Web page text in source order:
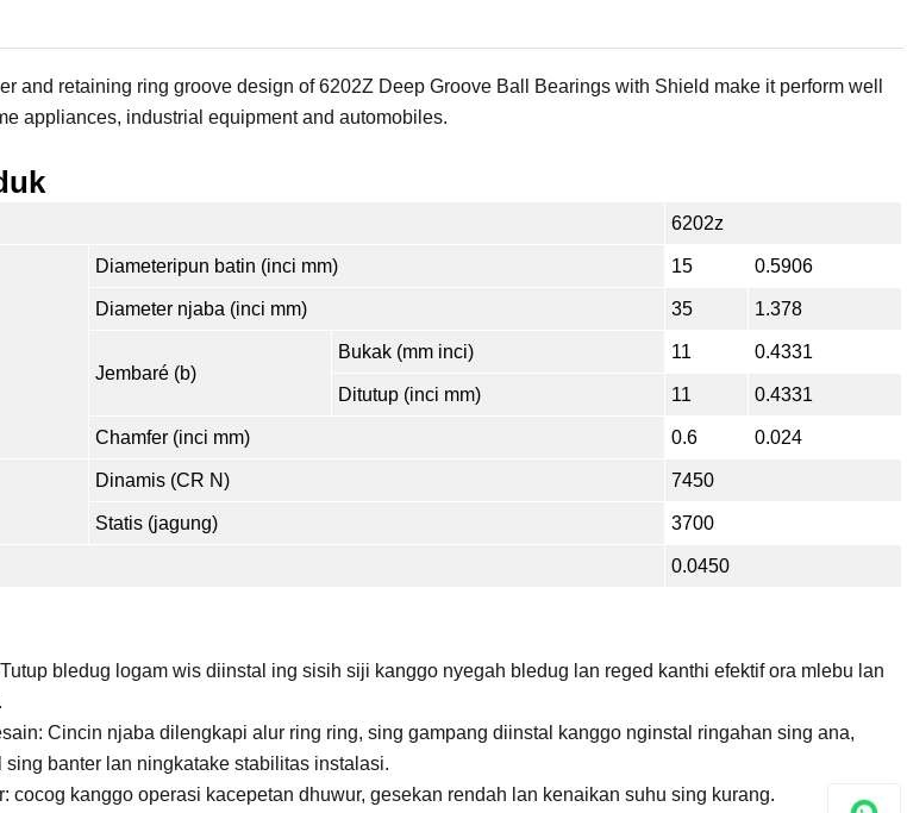
and retaining ring groove design of 6202Z Deep Groove Ball Bearings with Shield make it perform well
appliances, industrial equipment and automobiles.
6202z
Diameteripun batin (inci mm) 15 0.5906
Diameter njaba (inci mm) 35 1.378
Jembaré (b)
Bukak (mm inci) 11 0.4331
Ditutup (inci mm) 11 0.4331
Chamfer (inci mm) 0.6 0.024
Dinamis (CR N) 7450
Statis (jagung) 3700
0.0450
bledug logam wis diinstal ing sisih siji kanggo nyegah bledug lan reged kanthi efektif ora mlebu lan
Cincin njaba dilengkapi alur ring ring, sing gampang diinstal kanggo nginstal ringahan sing ana,
banter lan ningkatake stabilitas instalasi.
cocog kanggo operasi kacepetan dhuwur, gesekan rendah lan kenaikan suhu sing kurang.